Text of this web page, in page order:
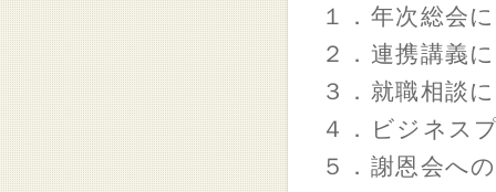
１．年次総会
２．連携講義
３．就職相談
４．ビジネス
５．謝恩会へ